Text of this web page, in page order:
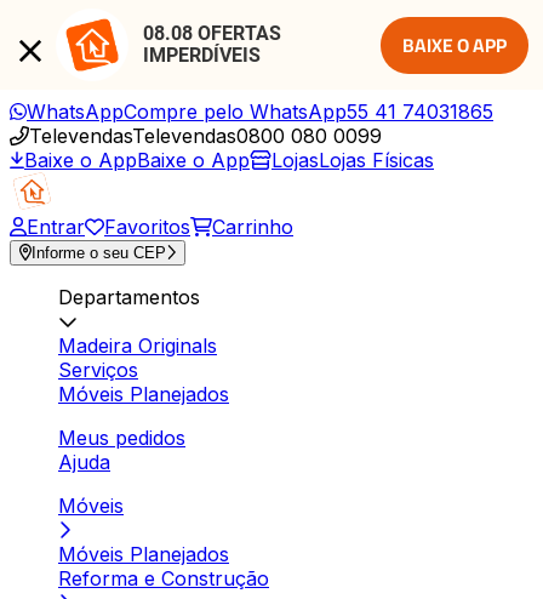
08.08 OFERTAS
IMPERDÍVEIS
BAIXE O APP
WhatsAppCompre pelo WhatsApp55 41 74031865
TelevendasTelevendas0800 080 0099
Baixe o AppBaixe o App LojasLojas Físicas
Entrar Favoritos Carrinho
Informe o seu CEP
Departamentos
Madeira Originals
Serviços
Móveis Planejados
Meus pedidos
Ajuda
Móveis
Móveis Planejados
Reforma e Construção